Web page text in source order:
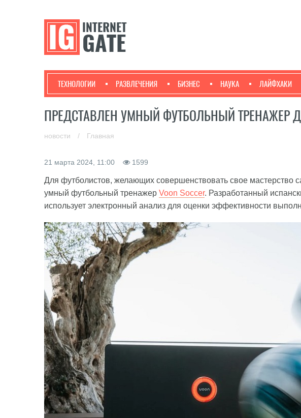
ТЕХНОЛОГИИ РАЗВЛЕЧЕНИЯ БИЗНЕС НАУКА ЛАЙФХАКИ
ПРЕДСТАВЛЕН УМНЫЙ ФУТБОЛЬНЫЙ ТРЕНАЖЕР
новости / Главная
21 марта 2024, 11:00 1599
Для футболистов, желающих совершенствовать свое мастерство
умный футбольный тренажер Voon Soccer. Разработанный
использует электронный анализ для оценки эффективности